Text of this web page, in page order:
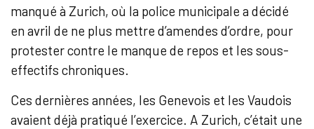
manqué à Zurich, où la police municipale a décidé
en avril de ne plus mettre d’amendes d’ordre, pour
protester contre le manque de repos et les sous-
effectifs chroniques.
Ces dernières années, les Genevois et les Vaudois
avaient déjà pratiqué l’exercice. A Zurich, c’était une